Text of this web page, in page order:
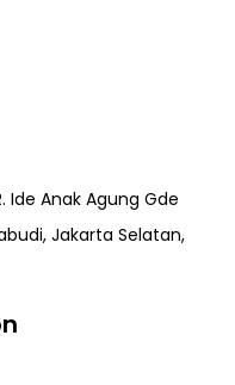
(Valida)
(SIGAPP)
Ide Anak Agung Gde
Jakarta Selatan,